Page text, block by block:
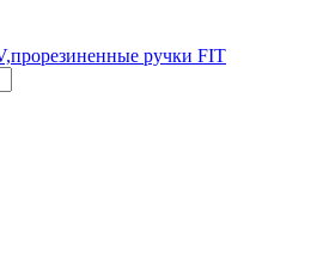
ручки FIT